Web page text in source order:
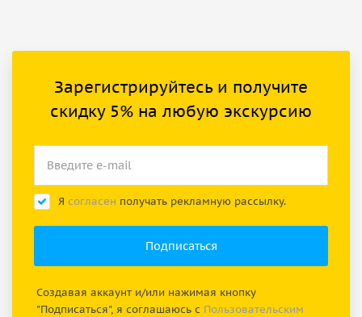
Зарегистрируйтесь и получите
скидку 5% на любую экскурсию
Я согласен получать рекламную рассылку.
Создавая аккаунт и/или нажимая кнопку
"Подписаться", я соглашаюсь с Пользовательским